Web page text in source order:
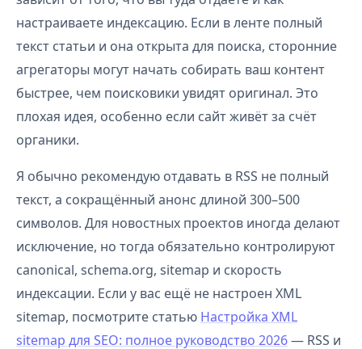
настраиваете индексацию. Если в ленте полный
текст статьи и она открыта для поиска, сторонние
агрегаторы могут начать собирать ваш контент
быстрее, чем поисковики увидят оригинал. Это
плохая идея, особенно если сайт живёт за счёт
органики.
Я обычно рекомендую отдавать в RSS не полный
текст, а сокращённый анонс длиной 300–500
символов. Для новостных проектов иногда делают
исключение, но тогда обязательно контролируют
canonical, schema.org, sitemap и скорость
индексации. Если у вас ещё не настроен XML
sitemap, посмотрите статью Настройка XML
sitemap для SEO: полное руководство 2026— RSS и